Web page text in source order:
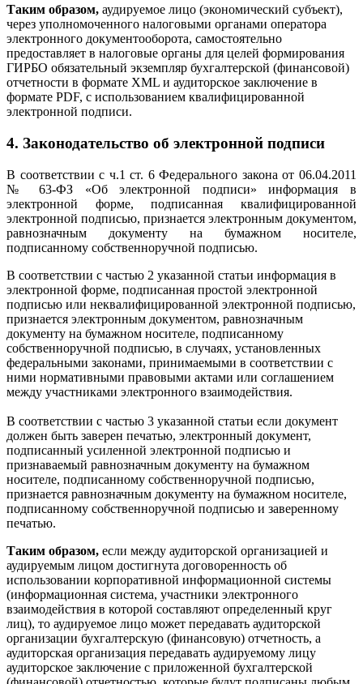
Таким образом, аудируемое лицо (экономический субъект),
через уполномоченного налоговыми органами оператора
электронного документооборота, самостоятельно
предоставляет в налоговые органы для целей формирования
ГИРБО обязательный экземпляр бухгалтерской (финансовой)
отчетности в формате XML и аудиторское заключение в
формате PDF, с использованием квалифицированной
электронной подписи.
4. Законодательство об электронной подписи
В соответствии с ч.1 ст. 6 Федерального закона от 06.04.2011
№ 63-ФЗ «Об электронной подписи» информация в
электронной форме, подписанная квалифицированной
электронной подписью, признается электронным документом,
равнозначным документу на бумажном носителе,
подписанному собственноручной подписью.
В соответствии с частью 2 указанной статьи информация в
электронной форме, подписанная простой электронной
подписью или неквалифицированной электронной подписью,
признается электронным документом, равнозначным
документу на бумажном носителе, подписанному
собственноручной подписью, в случаях, установленных
федеральными законами, принимаемыми в соответствии с
ними нормативными правовыми актами или соглашением
между участниками электронного взаимодействия.
В соответствии с частью 3 указанной статьи если документ
должен быть заверен печатью, электронный документ,
подписанный усиленной электронной подписью и
признаваемый равнозначным документу на бумажном
носителе, подписанному собственноручной подписью,
признается равнозначным документу на бумажном носителе,
подписанному собственноручной подписью и заверенному
печатью.
Таким образом, если между аудиторской организацией и
аудируемым лицом достигнута договоренность об
использовании корпоративной информационной системы
(информационная система, участники электронного
взаимодействия в которой составляют определенный круг
лиц), то аудируемое лицо может передавать аудиторской
организации бухгалтерскую (финансовую) отчетность, а
аудиторская организация передавать аудируемому лицу
аудиторское заключение с приложенной бухгалтерской